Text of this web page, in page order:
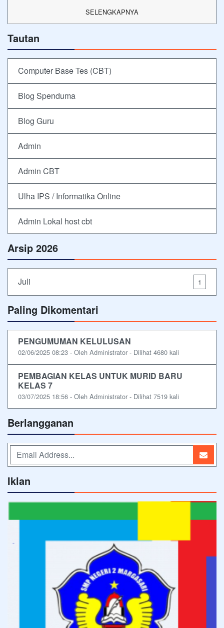
SELENGKAPNYA
Tautan
Computer Base Tes (CBT)
Blog Spenduma
Blog Guru
Admin
Admin CBT
Ulha IPS / Informatika Online
Admin Lokal host cbt
Arsip 2026
Juli 1
Paling Dikomentari
PENGUMUMAN KELULUSAN
02/06/2025 08:23 - Oleh Administrator - Dilihat 4680 kali
PEMBAGIAN KELAS UNTUK MURID BARU
KELAS 7
03/07/2025 18:56 - Oleh Administrator - Dilihat 7519 kali
Berlangganan
Iklan